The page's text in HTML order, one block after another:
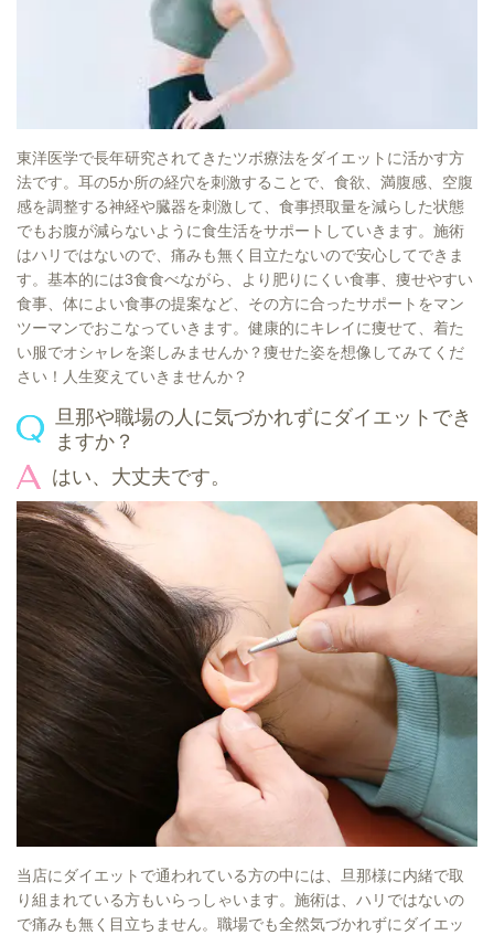
東洋医学で長年研究されてきたツボ療法をダイエットに活かす方
法です。耳の5か所の経穴を刺激することで、食欲、満腹感、空腹
感を調整する神経や臓器を刺激して、食事摂取量を減らした状態
でもお腹が減らないように食生活をサポートしていきます。施術
はハリではないので、痛みも無く目立たないので安心してできま
す。基本的には3食食べながら、より肥りにくい食事、痩せやすい
食事、体によい食事の提案など、その方に合ったサポートをマン
ツーマンでおこなっていきます。健康的にキレイに痩せて、着た
い服でオシャレを楽しみませんか？痩せた姿を想像してみてくだ
さい！人生変えていきませんか？
旦那や職場の人に気づかれずにダイエットでき
ますか？
はい、大丈夫です。
当店にダイエットで通われている方の中には、旦那様に内緒で取
り組まれている方もいらっしゃいます。施術は、ハリではないの
で痛みも無く目立ちません。職場でも全然気づかれずにダイエッ